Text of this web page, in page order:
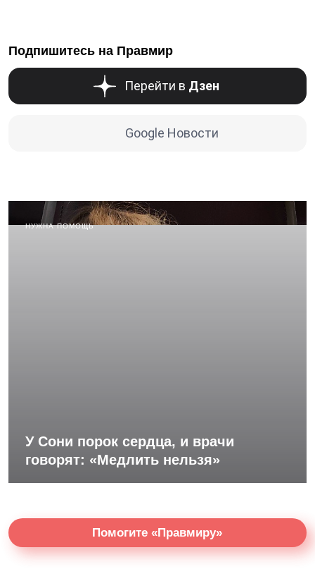
Подпишитесь на Правмир
Перейти в Дзен
Google Новости
НУЖНА ПОМОЩЬ
У Сони порок сердца, и врачи
говорят: «Медлить нельзя»
Помогите «Правмиру»